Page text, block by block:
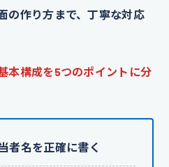
の作り方まで、丁寧な対応
本構成を5つのポイントに分
者名を正確に書く